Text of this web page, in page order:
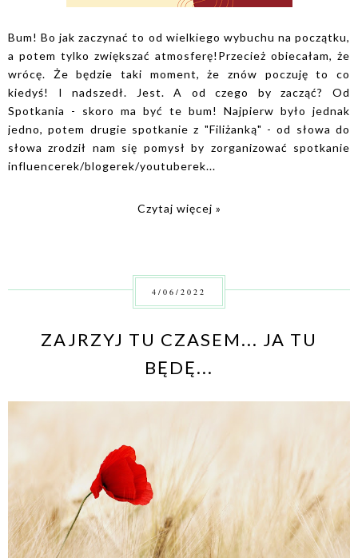
Bum! Bo jak zaczynać to od wielkiego wybuchu na początku,
a potem tylko zwiększać atmosferę!Przecież obiecałam, że
wrócę. Że będzie taki moment, że znów poczuję to co
kiedyś! I nadszedł. Jest. A od czego by zacząć? Od
Spotkania - skoro ma być te bum! Najpierw było jednak
jedno, potem drugie spotkanie z "Filiżanką" - od słowa do
słowa zrodził nam się pomysł by zorganizować spotkanie
influencerek/blogerek/youtuberek...
Czytaj więcej »
4/06/2022
ZAJRZYJ TU CZASEM... JA TU
BĘDĘ...